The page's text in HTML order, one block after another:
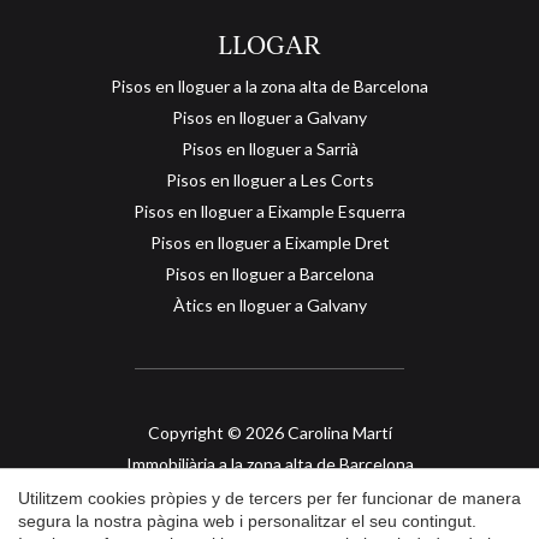
propietat es troba en un entorn residencial tranquil, protegit amb
seguretat privada i envoltat de zones verdes. El barri destaca per la
seva proximitat a alguns dels col·legis internacionals més
reconeguts, com St. Peter’s School, St. Paul’s School, Benjamin
Franklin International School, Zürich Schule o el Liceu Francès, així
la UPC, ESADE i IESE.
LLOGAR
Pisos en lloguer a la zona alta de Barcelona
Pisos en lloguer a Galvany
Pisos en lloguer a Sarrià
Pisos en lloguer a Les Corts
Pisos en lloguer a Eixample Esquerra
Pisos en lloguer a Eixample Dret
Pisos en lloguer a Barcelona
Àtics en lloguer a Galvany
Copyright © 2026 Carolina Martí
Immobiliària a la zona alta de Barcelona
API col. 2421
Utilitzem cookies pròpies y de tercers per fer funcionar de manera
segura la nostra pàgina web i personalitzar el seu contingut.